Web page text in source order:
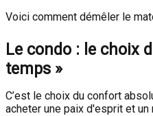
Voici comment démêler le
Le condo : le choix
temps »
C’est le choix du confort
acheter une paix d'esprit et un